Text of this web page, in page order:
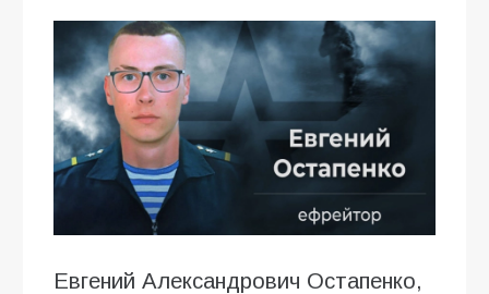
Евгений Александрович Остапенко,